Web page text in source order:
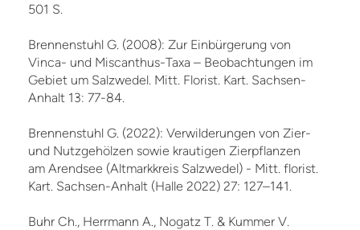
501 S.
Brennenstuhl G. (2008): Zur Einbürgerung von
Vinca- und Miscanthus-Taxa – Beobachtungen im
Gebiet um Salzwedel. Mitt. Florist. Kart. Sachsen-
Anhalt 13: 77-84.
Brennenstuhl G. (2022): Verwilderungen von Zier-
und Nutzgehölzen sowie krautigen Zierpflanzen
am Arendsee (Altmarkkreis Salzwedel) - Mitt. florist.
Kart. Sachsen-Anhalt (Halle 2022) 27: 127–141.
Buhr Ch., Herrmann A., Nogatz T. & Kummer V.